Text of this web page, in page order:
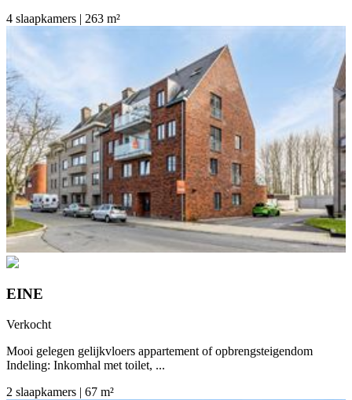
4 slaapkamers | 263 m²
EINE
Verkocht
Mooi gelegen gelijkvloers appartement of opbrengsteigendom
Indeling: Inkomhal met toilet, ...
2 slaapkamers | 67 m²